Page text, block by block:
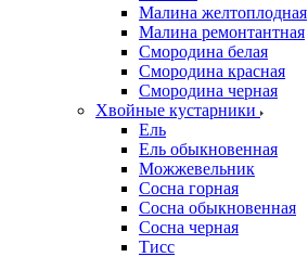
Малина желтоплодная
Малина ремонтантная
Смородина белая
Смородина красная
Смородина черная
Хвойные кустарники
Ель
Ель обыкновенная
Можжевельник
Сосна горная
Сосна обыкновенная
Сосна черная
Тисс